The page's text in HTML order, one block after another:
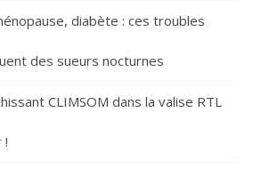
diabète : ces troubles
des sueurs nocturnes
CLIMSOM dans la valise RTL
!